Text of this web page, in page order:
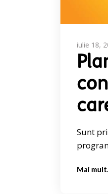
iulie 18,
Sunt
Mai